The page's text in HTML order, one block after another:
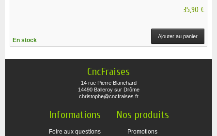
35,90 €
En stock
Ajouter au panier
CncFraises
14 rue Pierre Blanchard
14490 Balleroy sur Drôme
christophe@cncfraises.fr
Informations
Foire aux questions
Nos produits
Promotions